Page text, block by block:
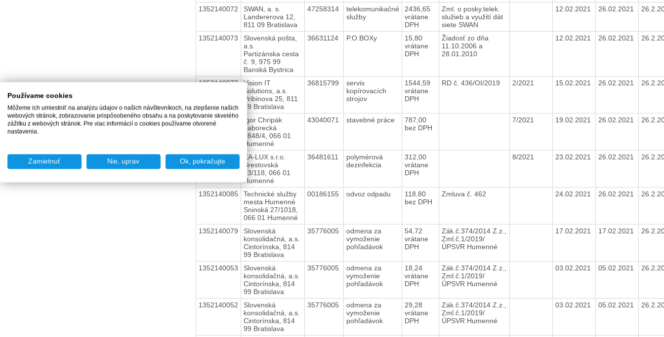
1352140072
SWAN, a. s.
Landererova 12,
811 09 Bratislava
47258314
telekomunikačné
služby
2436,65
vrátane
DPH
Zml. o posky.telek.
služieb a využití dát
siete SWAN
12.02.2021 26.02.2021
1352140073
Slovenská pošta,
a.s.
Partizánska cesta
č. 9, 975 99
Banská Bystrica
36631124 P.O.BOXy
15,80
vrátane
DPH
Žiadosť zo dňa
11.10.2006 a
28.01.2010
12.02.2021 26.02.2021
1352140077
Vision IT
Solutions, a.s.
Pribinova 25, 811
09 Bratislava
36815799
servis
kopírovacích
strojov
1544,59
vrátane
DPH
RD č. 436/OI/2019 2/2021 15.02.2021 26.02.2021
1352140081
Igor Chripák
Laborecká
1848/4, 066 01
Humenné
43040071 stavebné práce
787,00
bez DPH
7/2021 19.02.2021 26.02.2021
1352140084
KA-LUX s.r.o.
Brestovská
13/118, 066 01
Humenné
36481611
polymérová
dezinfekcia
312,00
vrátane
DPH
8/2021 23.02.2021 26.02.2021
1352140085
Technické služby
mesta Humenné
Sninská 27/1018,
066 01 Humenné
00186155 odvoz odpadu
118,80
bez DPH
Zmluva č. 462 24.02.2021 26.02.2021
1352140079
Slovenská
konsolidačná, a.s.
Cintorínska, 814
99 Bratislava
35776005
odmena za
vymoženie
pohľadávok
54,72
vrátane
DPH
Zák.č.374/2014 Z.z.,
Zml.č.1/2019/
ÚPSVR Humenné
17.02.2021 17.02.2021
1352140053
Slovenská
konsolidačná, a.s.
Cintorínska, 814
99 Bratislava
35776005
odmena za
vymoženie
pohľadávok
18,24
vrátane
DPH
Zák.č.374/2014 Z.z.,
Zml.č.1/2019/
ÚPSVR Humenné
03.02.2021 05.02.2021
1352140052
Slovenská
konsolidačná, a.s.
Cintorínska, 814
99 Bratislava
35776005
odmena za
vymoženie
pohľadávok
29,28
vrátane
DPH
Zák.č.374/2014 Z.z.,
Zml.č.1/2019/
ÚPSVR Humenné
03.02.2021 05.02.2021
Používame cookies
Môžeme ich umiestniť na analýzu údajov o našich návštevníkoch, na zlepšenie našich
webových stránok, zobrazovanie prispôsobeného obsahu a na poskytovanie skvelého
zážitku z webových stránok. Pre viac informácií o cookies používame otvorené
nastavenia.
Zamietnuť Nie, uprav Ok, pokračujte